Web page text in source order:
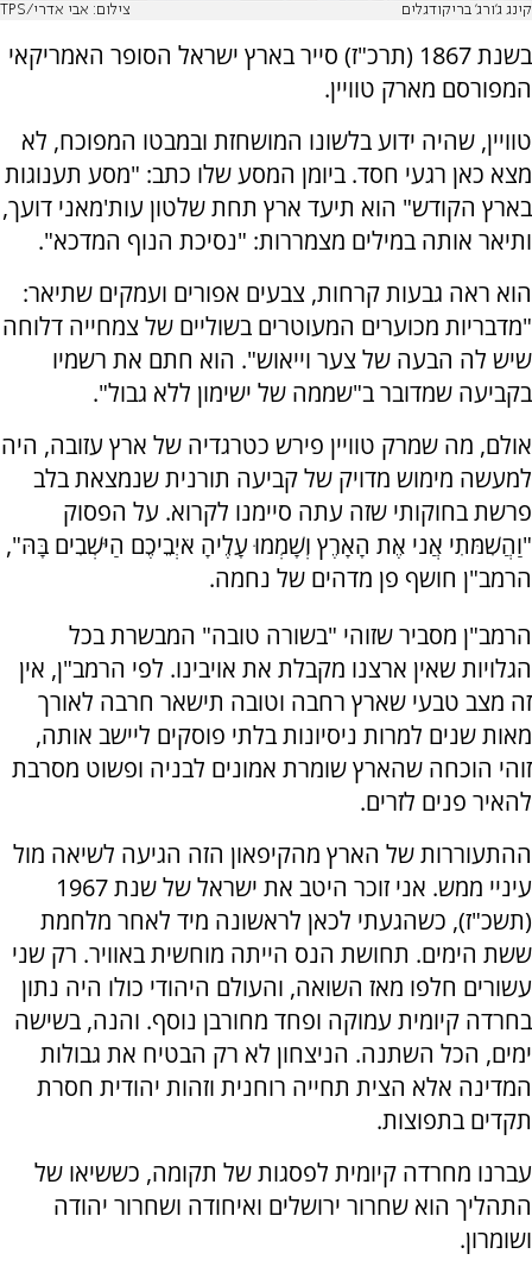
קינג ג'ורג' בריקודגלים צילום: אבי אדרי/TPS
בשנת 1867 (תרכ"ז) סייר בארץ ישראל הסופר האמריקאי
המפורסם מארק טוויין.
טוויין, שהיה ידוע בלשונו המושחזת ובמבטו המפוכח, לא
מצא כאן רגעי חסד. ביומן המסע שלו כתב: "מסע תענוגות
בארץ הקודש" הוא תיעד ארץ תחת שלטון עות'מאני דועך,
ותיאר אותה במילים מצמררות: "נסיכת הנוף המדכא".
הוא ראה גבעות קרחות, צבעים אפורים ועמקים שתיאר:
"מדבריות מכוערים המעוטרים בשוליים של צמחייה דלוחה
שיש לה הבעה של צער וייאוש". הוא חתם את רשמיו
בקביעה שמדובר ב"שממה של ישימון ללא גבול".
אולם, מה שמרק טוויין פירש כטרגדיה של ארץ עזובה, היה
למעשה מימוש מדויק של קביעה תורנית שנמצאת בלב
פרשת בחוקותי שזה עתה סיימנו לקרוא. על הפסוק
"וַהֲשִׁמֹּתִי אֲני אֶת הָאָרֶץ וְשָׁמְמוּ עָלֶיהָ אֹיְבֵיכֶם הַיֹּשְׁבִים בָּהּ",
הרמב"ן חושף פן מדהים של נחמה.
הרמב"ן מסביר שזוהי "בשורה טובה" המבשרת בכל
הגלויות שאין ארצנו מקבלת את אויבינו. לפי הרמב"ן, אין
זה מצב טבעי שארץ רחבה וטובה תישאר חרבה לאורך
מאות שנים למרות ניסיונות בלתי פוסקים ליישב אותה,
זוהי הוכחה שהארץ שומרת אמונים לבניה ופשוט מסרבת
להאיר פנים לזרים.
ההתעוררות של הארץ מהקיפאון הזה הגיעה לשיאה מול
עיניי ממש. אני זוכר היטב את ישראל של שנת 1967
(תשכ"ז), כשהגעתי לכאן לראשונה מיד לאחר מלחמת
ששת הימים. תחושת הנס הייתה מוחשית באוויר. רק שני
עשורים חלפו מאז השואה, והעולם היהודי כולו היה נתון
בחרדה קיומית עמוקה ופחד מחורבן נוסף. והנה, בשישה
ימים, הכל השתנה. הניצחון לא רק הבטיח את גבולות
המדינה אלא הצית תחייה רוחנית וזהות יהודית חסרת
תקדים בתפוצות.
עברנו מחרדה קיומית לפסגות של תקומה, כששיאו של
התהליך הוא שחרור ירושלים ואיחודה ושחרור יהודה
ושומרון.